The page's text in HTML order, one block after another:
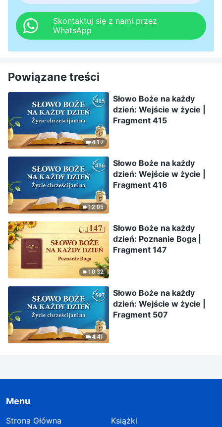
Skontaktuj się z nami przez
WhatsApp
Powiązane treści
4:17
Słowo Boże na każdy
dzień: Wejście w życie |
Fragment 415
12:05
Słowo Boże na każdy
dzień: Wejście w życie |
Fragment 416
10:32
Słowo Boże na każdy
dzień: Poznanie Boga |
Fragment 147
4:41
Słowo Boże na każdy
dzień: Wejście w życie |
Fragment 507
Menu
Strona Główna
Książki